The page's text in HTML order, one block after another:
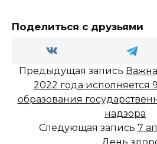
Поделиться с друзьями
Предыдущая запись
2022 года исполняется
образования
надзора
Следующая запись 7